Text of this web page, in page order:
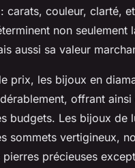
carats, couleur, clarté,
non seulement
aussi sa valeur
prix, les bijoux en
offrant
budgets. Les bijoux de
sommets vertigineux,
pierres précieuses